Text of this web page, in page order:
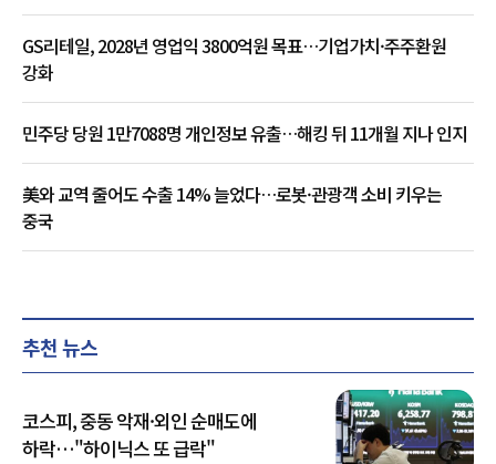
GS리테일, 2028년 영업익 3800억원 목표…기업가치·주주환원
강화
민주당 당원 1만7088명 개인정보 유출…해킹 뒤 11개월 지나 인지
美와 교역 줄어도 수출 14% 늘었다…로봇·관광객 소비 키우는
중국
추천 뉴스
코스피, 중동 악재·외인 순매도에
하락…"하이닉스 또 급락"